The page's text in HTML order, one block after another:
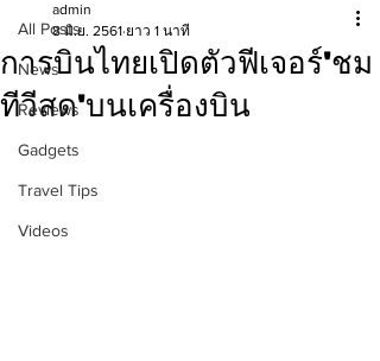
All Posts
News
Reviews
Gadgets
Travel Tips
Videos
การบินไทยเปิดตัวฟีเจอร์'ชม
ทีวีสด'บนเครื่องบิน
admin
8 มิ.ย. 2561 ยาว 1 นาที